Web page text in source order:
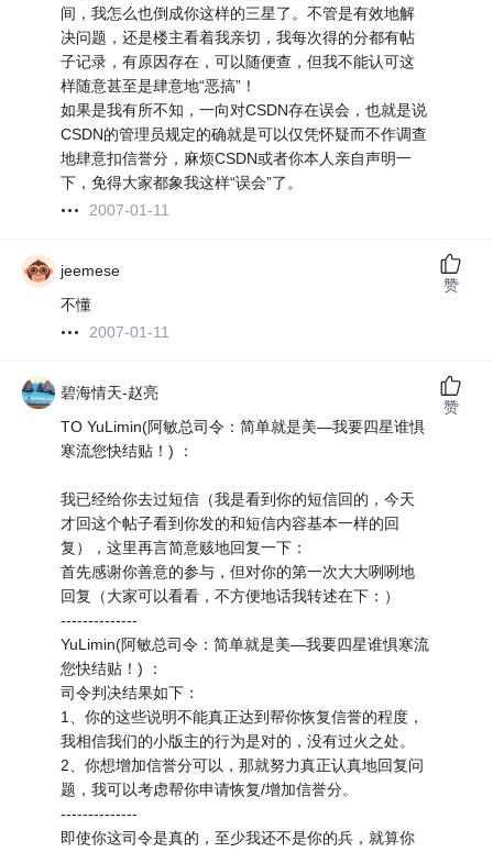
间，我怎么也倒成你这样的三星了。不管是有效地解
决问题，还是楼主看着我亲切，我每次得的分都有帖
子记录，有原因存在，可以随便查，但我不能认可这
样随意甚至是肆意地“恶搞”！
如果是我有所不知，一向对CSDN存在误会，也就是说
CSDN的管理员规定的确就是可以仅凭怀疑而不作调查
地肆意扣信誉分，麻烦CSDN或者你本人亲自声明一
下，免得大家都象我这样“误会”了。
2007-01-11
jeemese
不懂
2007-01-11
赞
碧海情天-赵亮
TO YuLimin(阿敏总司令：简单就是美—我要四星谁惧
寒流您快结贴！) ：
我已经给你去过短信（我是看到你的短信回的，今天
才回这个帖子看到你发的和短信内容基本一样的回
复），这里再言简意赅地回复一下：
首先感谢你善意的参与，但对你的第一次大大咧咧地
回复（大家可以看看，不方便地话我转述在下：）
--------------
YuLimin(阿敏总司令：简单就是美—我要四星谁惧寒流
您快结贴！) ：
司令判决结果如下：
1、你的这些说明不能真正达到帮你恢复信誉的程度，
我相信我们的小版主的行为是对的，没有过火之处。
2、你想增加信誉分可以，那就努力真正认真地回复问
题，我可以考虑帮你申请恢复/增加信誉分。
--------------
即使你这司令是真的，至少我还不是你的兵，就算你
赞